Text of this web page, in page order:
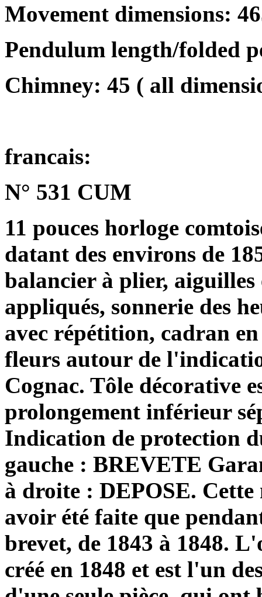
Movement dimensions:
Pendulum length/folded
Chimney: 45 ( all
francais:
N° 531 CUM
11 pouces horloge
datant des environs de
balancier à plier,
appliqués, sonnerie des
avec répétition, cadran
fleurs autour de
Cognac. Tôle décorative
prolongement inférieur
Indication de protection
gauche : BREVETE
à droite : DEPOSE.
avoir été faite que
brevet, de 1843 à 1848.
créé en 1848 et est l'un